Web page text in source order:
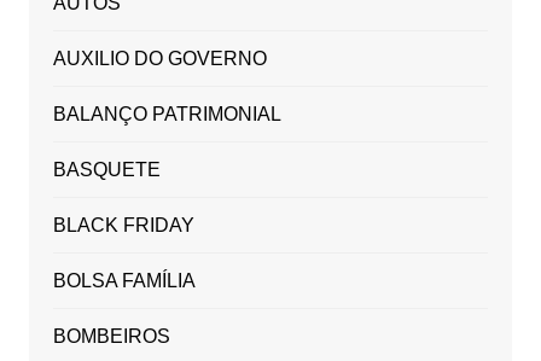
AUXILIO DO GOVERNO
BALANÇO PATRIMONIAL
BASQUETE
BLACK FRIDAY
BOLSA FAMÍLIA
BOMBEIROS